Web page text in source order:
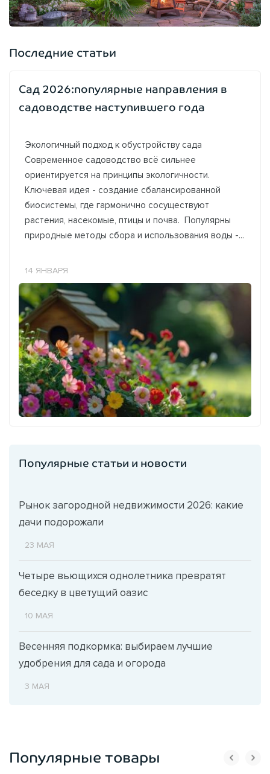
Последние статьи
Сад 2026:популярные направления в
садоводстве наступившего года
Экологичный подход к обустройству сада
Современное садоводство всё сильнее
ориентируется на принципы экологичности.
Ключевая идея - создание сбалансированной
биосистемы, где гармонично сосуществуют
растения, насекомые, птицы и почва. Популярны
природные методы сбора и использования воды -...
14 ЯНВАРЯ
Популярные статьи и новости
Рынок загородной недвижимости 2026: какие
дачи подорожали
23 МАЯ
Четыре вьющихся однолетника превратят
беседку в цветущий оазис
10 МАЯ
Весенняя подкормка: выбираем лучшие
удобрения для сада и огорода
3 МАЯ
Популярные товары